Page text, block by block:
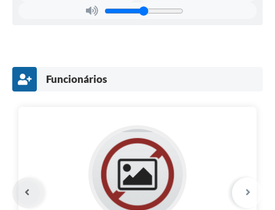
Funcionários